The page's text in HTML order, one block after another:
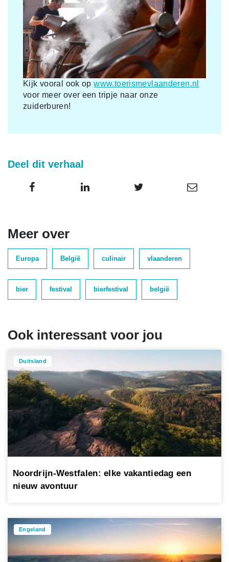
Kijk vooral ook opwww.toerismevlaanderen.nl
voor meer over een tripje naar onze
zuiderburen!
Deel dit verhaal
Meer over
Europa België culinair vlaanderen
bier festival bierfestival belgië
Ook interessant voor jou
Duitsland
Noordrijn-Westfalen: elke vakantiedag een
nieuw avontuur
Engeland